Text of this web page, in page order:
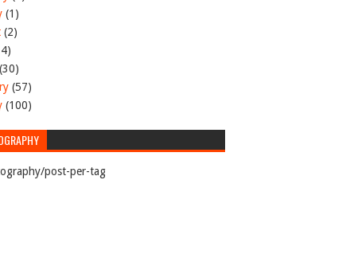
(1)
(2)
(30)
(57)
(100)
post-per-tag